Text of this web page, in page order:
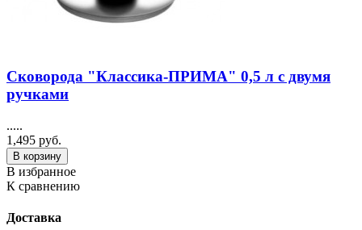
Сковорода "Классика-ПРИМА" 0,5 л c двумя
ручками
.....
1,495 руб.
В корзину
В избранное
К сравнению
Доставка